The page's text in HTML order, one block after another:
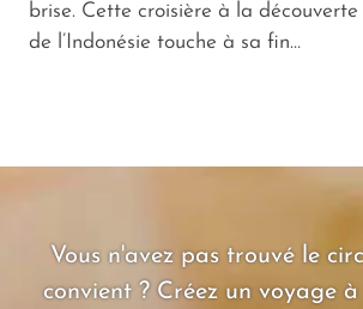
brise. Cette croisière à la découverte
de l’Indonésie touche à sa fin…
Vous n'avez pas trouvé le
convient ? Créez un voyage